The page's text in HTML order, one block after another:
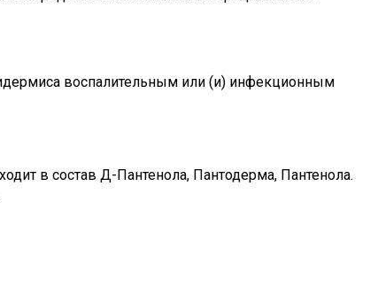
воспалительным или (и) инфекционным
в состав Д-Пантенола, Пантодерма, Пантенола.